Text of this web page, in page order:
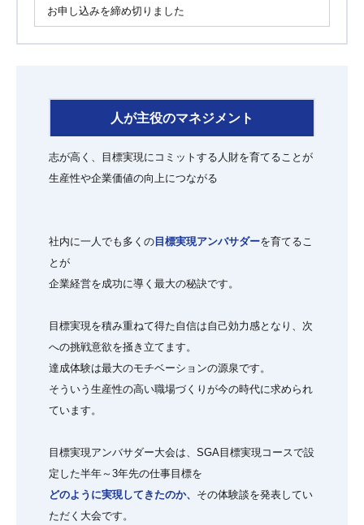
お申し込みを締め切りました
人が主役のマネジメント
志が高く、目標実現にコミットする人財を育てることが
生産性や企業価値の向上につながる
社内に一人でも多くの 目標実現アンバサダーを育てるこ
とが
企業経営を成功に導く最大の秘訣です。
目標実現を積み重ねて得た自信は自己効力感となり、次
への挑戦意欲を掻き立てます。
達成体験は最大のモチベーションの源泉です。
そういう生産性の高い職場づくりが今の時代に求められ
ています。
目標実現アンバサダー大会は、SGA目標実現コースで設
定した半年～3年先の仕事目標を
どのように実現してきたのか、 その体験談を発表してい
ただく大会です。